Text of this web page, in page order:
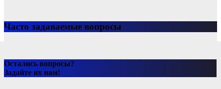
Часто задаваемые вопросы
Остались вопросы?
Задайте их нам!